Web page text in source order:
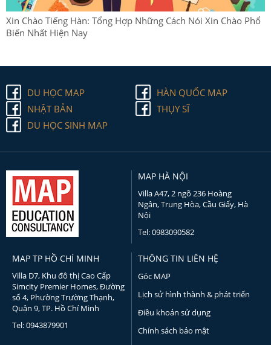
Xin Chào Tiếng Hàn: Tổng Hợp Những Cách Nói Xin Chào Phổ
Biến Nhất Hiện Nay
DU HỌC MAP
HÀN QUỐC MAP
NHẬT BẢN
THỤY SĨ
DU HỌC SINH MAP
MAP HÀ NỘI
Villa A47, 2 ngõ 236 Hoàng
Ngân, Trung Hòa, Cầu Giấy, Hà
Nội
Tel: 0983090582
MAP TP HỒ CHÍ MINH
Villa D7, Khu đô thị Cao Cấp
Simcity Premier Homes, Đường
số 4, Phường Trường Thạnh,
Quận 9, TP. Hồ Chí Minh
Tel: 0943879901
THÔNG TIN LIÊN HỆ
Góc MAP
Lịch sử hình thành & phát triển
Điều khoản sử dụng
Chính sách bảo mật